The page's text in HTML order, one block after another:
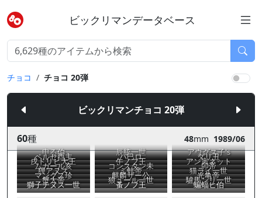
ビックリマンデータベース
チョコ チョコ 20弾
ビックリマンチョコ 20弾
60種 48mm 1989/06
申る伯 辰統一世 アウグス子's
ペルセ酉主 パ巳ロ ダリ丑
戌ドリヒ大王 午ノフ王 アン寅ネット
ムガール亥 コンスタン未 卯帝
狸アヌス ミ蛙帝 猫ライ一世
マングス珍 麒麟ザー公 光亀帝
蟹大帝 狼ュール一世 驢馬ンリ一世
獅子チヌス一世 蚤ノフ王
蝙蝠ヒ伯